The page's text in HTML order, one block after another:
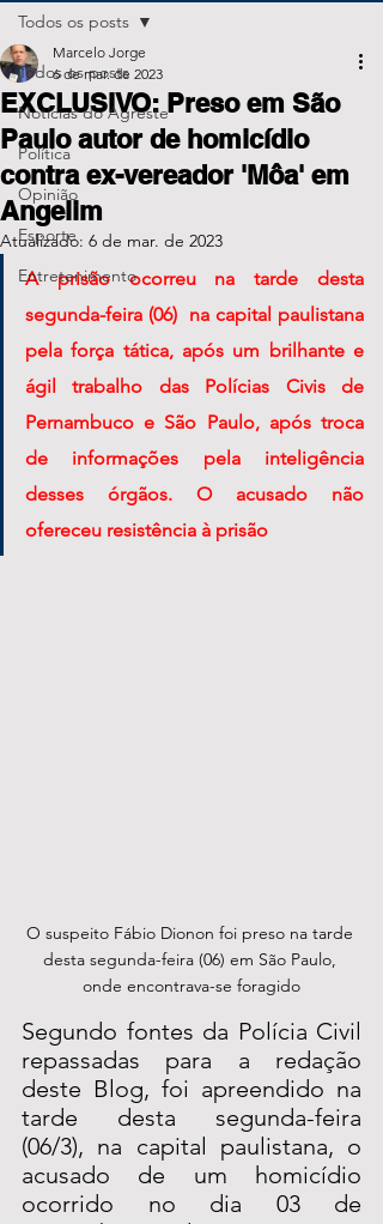
Todos os posts
Notícias do Agreste
Política
Opinião
Esporte
Entretenimento
Todos os posts
EXCLUSIVO: Preso em São
Paulo autor de homicídio
contra ex-vereador 'Môa' em
Angelim
Marcelo Jorge
6 de mar. de 2023
Atualizado: 6 de mar. de 2023
A prisão ocorreu na tarde desta
segunda-feira (06)  na capital paulistana
pela força tática, após um brilhante e
ágil trabalho das Polícias Civis de
Pernambuco e São Paulo, após troca
de informações pela inteligência
desses órgãos. O acusado não
ofereceu resistência à prisão
O suspeito Fábio Dionon foi preso na tarde
desta segunda-feira (06) em São Paulo,
onde encontrava-se foragido
Segundo fontes da Polícia Civil
repassadas para a redação
deste Blog, foi apreendido na
tarde desta segunda-feira
(06/3), na capital paulistana, o
acusado de um homicídio
ocorrido no dia 03 de